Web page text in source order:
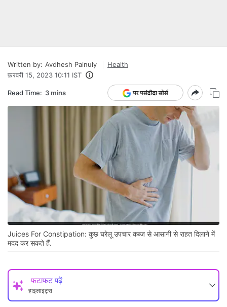
Written by: Avdhesh Painuly
Health
फ़रवरी 15, 2023 10:11 IST
Read Time: 3 mins
Juices For Constipation: कुछ घरेलू उपचार कब्ज से आसानी से राहत दिलाने में
मदद कर सकते हैं.
फटाफट पढ़ें
हाइलाइट्स